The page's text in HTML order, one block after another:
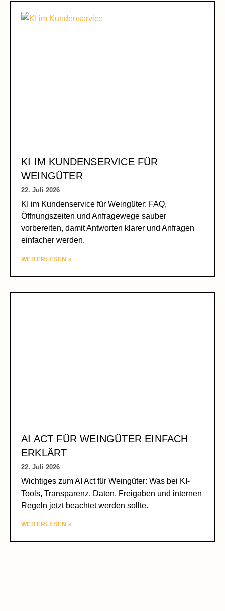
KI IM KUNDENSERVICE FÜR
WEINGÜTER
22. Juli 2026
KI im Kundenservice für Weingüter: FAQ,
Öffnungszeiten und Anfragewege sauber
vorbereiten, damit Antworten klarer und Anfragen
einfacher werden.
WEITERLESEN »
AI ACT FÜR WEINGÜTER EINFACH
ERKLÄRT
22. Juli 2026
Wichtiges zum AI Act für Weingüter: Was bei KI-
Tools, Transparenz, Daten, Freigaben und internen
Regeln jetzt beachtet werden sollte.
WEITERLESEN »